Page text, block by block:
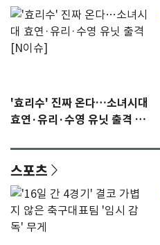
'효리수' 진짜 온다…소녀시대
효연·유리·수영 유닛 출격 [N
스포츠